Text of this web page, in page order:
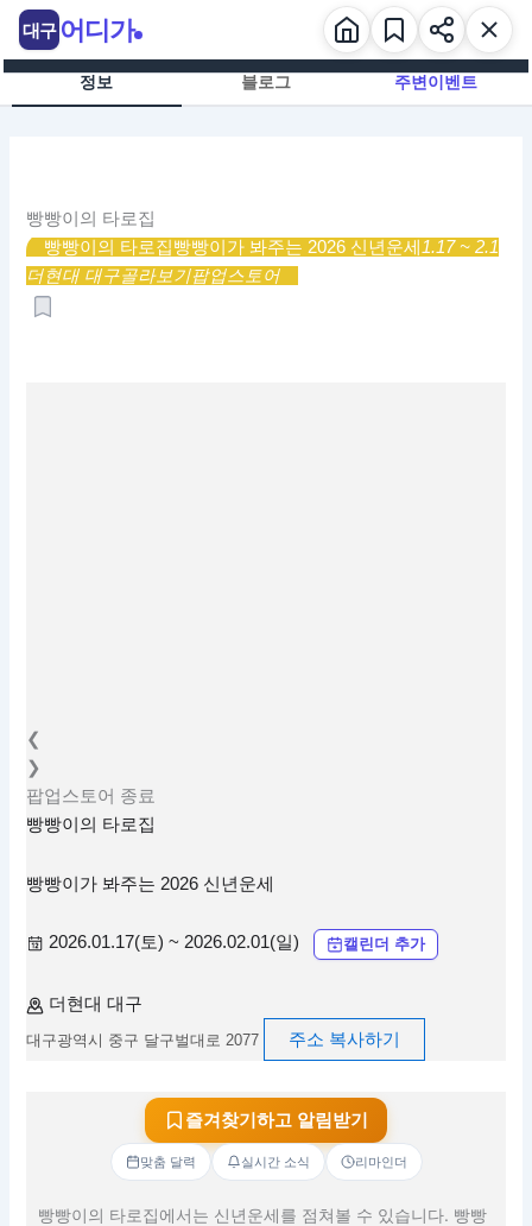
츠
정보 블로그 주변이벤트
빵빵이의 타로집
빵빵이의 타로집빵빵이가 봐주는 2026 신년운세1.17 ~ 2.1
더현대 대구골라보기팝업스토어
❮
❯
팝업스토어 종료
빵빵이의 타로집
빵빵이가 봐주는 2026 신년운세
2026.01.17(토) ~ 2026.02.01(일) 캘린더 추가
더현대 대구
대구광역시 중구 달구벌대로 2077 주소 복사하기
즐겨찾기하고 알림받기
맞춤 달력 실시간 소식 리마인더
빵빵이의 타로집에서는 신년운세를 점쳐볼 수 있습니다. 빵빵
대구 어디가